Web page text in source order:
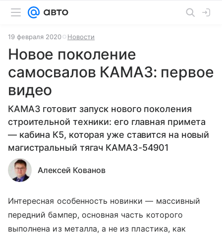
19 февраля 2020 Новости
Новое поколение
самосвалов КАМАЗ: первое
видео
КАМАЗ готовит запуск нового поколения
строительной техники: его главная примета
— кабина К5, которая уже ставится на новый
магистральный тягач КАМАЗ-54901
Алексей Кованов
Интересная особенность новинки — массивный
передний бампер, основная часть которого
выполнена из металла, а не из пластика, как